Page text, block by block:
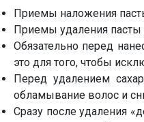
Приемы наложения
Приемы удаления
Обязательно перед
это для того, чтобы
Перед удалением
обламывание волос и
Сразу после удаления